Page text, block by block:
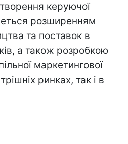
керуючої
розширенням
та поставок в
а також розробкою
маркетингової
ринках, так і в